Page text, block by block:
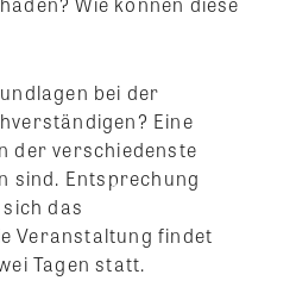
bei der
Eine
der verschiedenste
sind. Entsprechung
das
Veranstaltung findet
Tagen statt.